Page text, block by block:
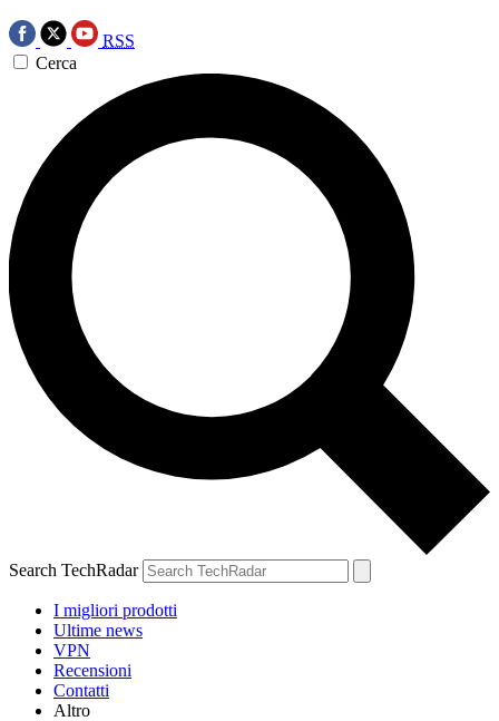
RSS
Cerca
Search TechRadar
I migliori prodotti
Ultime news
VPN
Recensioni
Contatti
Altro